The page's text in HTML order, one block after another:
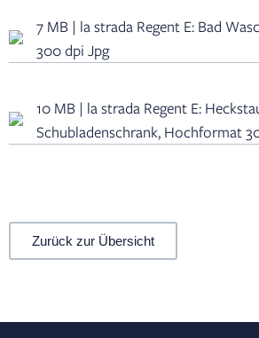
7 MB | la strada Regent E: Bad
300 dpi Jpg
10 MB | la strada Regent E:
Schubladenschrank, Hochformat
Zurück zur Übersicht